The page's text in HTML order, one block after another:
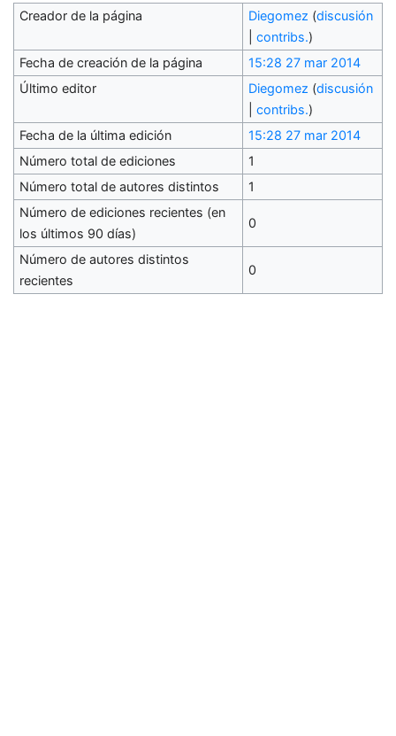
Creador de la página Diegomez (discusión
contribs.)
Fecha de creación de la página
15:28 27 mar 2014
Último editor
Diegomez (discusión
contribs.)
Fecha de la última edición
15:28 27 mar 2014
Número total de ediciones
1
Número total de autores distintos
1
Número de ediciones recientes (en
los últimos 90 días)
0
Número de autores distintos
recientes
0